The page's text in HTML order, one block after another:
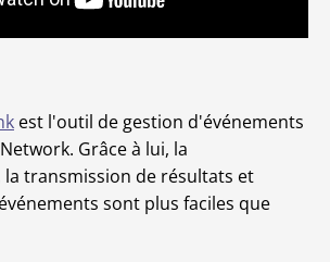
est l'outil de gestion d'événements
Grâce à lui, la
transmission de résultats et
sont plus faciles que